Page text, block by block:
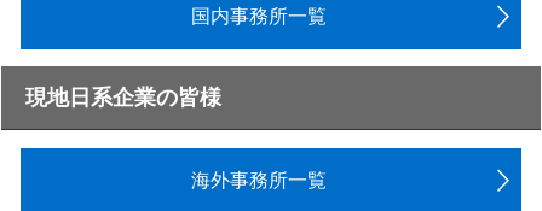
国内事務所一覧
現地日系企業の皆様
海外事務所一覧